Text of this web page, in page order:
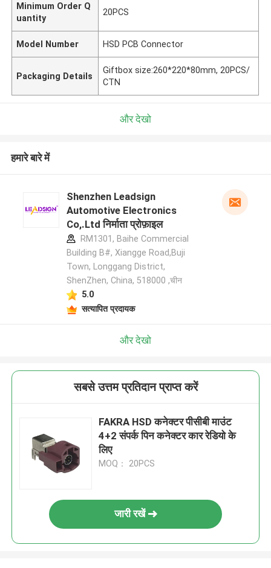
Minimum Order Q
uantity
20PCS
Model Number HSD PCB Connector
Packaging Details
Giftbox size:260*220*80mm, 20PCS/
CTN
और देखो
हमारे बारे में
Shenzhen Leadsign
Automotive Electronics
Co,.Ltd निर्माता प्रोफ़ाइल
RM1301, Baihe Commercial
Building B#, Xiangge Road,Buji
Town, Longgang District,
ShenZhen, China, 518000 ,चीन
5.0
सत्यापित प्रदायक
और देखो
सबसे उत्तम प्रतिदान प्राप्त करें
FAKRA HSD कनेक्टर पीसीबी माउंट
4+2 संपर्क पिन कनेक्टर कार रेडियो के
लिए
MOQ： 20PCS
जारी रखें